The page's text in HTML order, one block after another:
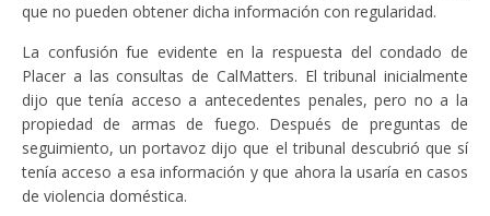
que no pueden obtener dicha información con regularidad.
La confusión fue evidente en la respuesta del condado de
Placer a las consultas de CalMatters. El tribunal inicialmente
dijo que tenía acceso a antecedentes penales, pero no a la
propiedad de armas de fuego. Después de preguntas de
seguimiento, un portavoz dijo que el tribunal descubrió que sí
tenía acceso a esa información y que ahora la usaría en casos
de violencia doméstica.